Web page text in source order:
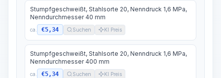
Stumpfgeschweißt, Stahlsorte 20, Nenndruck 1,6 MPa,
Nenndurchmesser 40 mm
ca. €5,34 Suchen KI Preis
Stumpfgeschweißt, Stahlsorte 20, Nenndruck 1,6 MPa,
Nenndurchmesser 400 mm
ca. €5,34 Suchen KI Preis